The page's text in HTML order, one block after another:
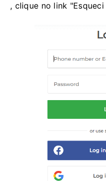
, clique no link "Esqueci